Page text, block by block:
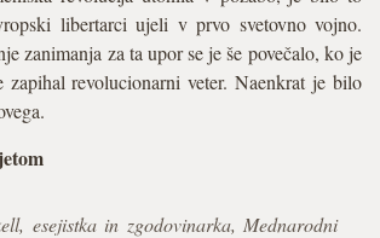
libertarci ujeli v prvo svetovno vojno.
zanimanja za ta upor se je še povečalo, ko je
zapihal revolucionarni veter. Naenkrat je bilo
esejistka in zgodovinarka, Mednarodni